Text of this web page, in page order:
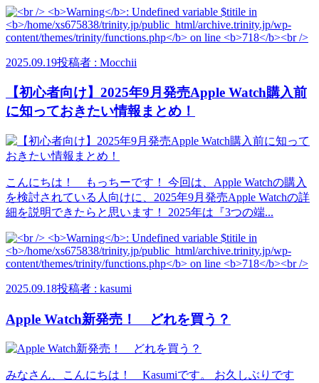
2025.09.19投稿者 : Mocchii
【初心者向け】2025年9月発売Apple Watch購入前
に知っておきたい情報まとめ！
こんにちは！ もっちーです！ 今回は、Apple Watchの購入
を検討されている人向けに、2025年9月発売Apple Watchの詳
細を説明できたらと思います！ 2025年は『3つの端...
2025.09.18投稿者 : kasumi
Apple Watch新発売！ どれを買う？
みなさん、こんにちは！ Kasumiです。 お久しぶりです